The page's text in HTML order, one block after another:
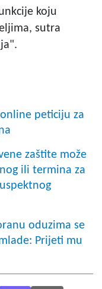
koju
sutra
peticiju za
zaštite može
ili termina za
oduzima se
Prijeti mu